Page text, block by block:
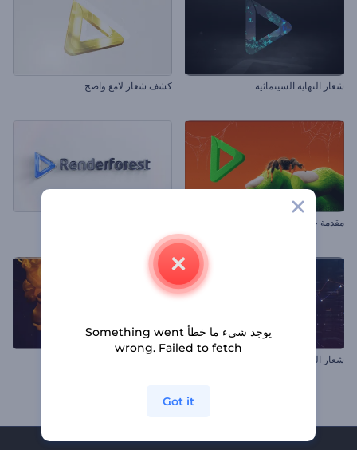
شعار النهاية السينمائية كشف شعار لامع واضح
مقدمة عن العنكبوت في الهالوين
شعار التقنية المتقدمة الملهم
يوجد شيء ما خطأ Something went
wrong. Failed to fetch
Got it